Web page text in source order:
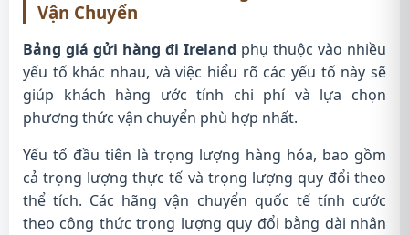
Vận Chuyển
Bảng giá gửi hàng đi Ireland phụ thuộc vào nhiều
yếu tố khác nhau, và việc hiểu rõ các yếu tố này sẽ
giúp khách hàng ước tính chi phí và lựa chọn
phương thức vận chuyển phù hợp nhất.
Yếu tố đầu tiên là trọng lượng hàng hóa, bao gồm
cả trọng lượng thực tế và trọng lượng quy đổi theo
thể tích. Các hãng vận chuyển quốc tế tính cước
theo công thức trọng lượng quy đổi bằng dài nhân